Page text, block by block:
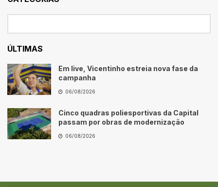
ÚLTIMAS
Em live, Vicentinho estreia nova fase da
campanha
06/08/2026
Cinco quadras poliesportivas da Capital
passam por obras de modernização
06/08/2026